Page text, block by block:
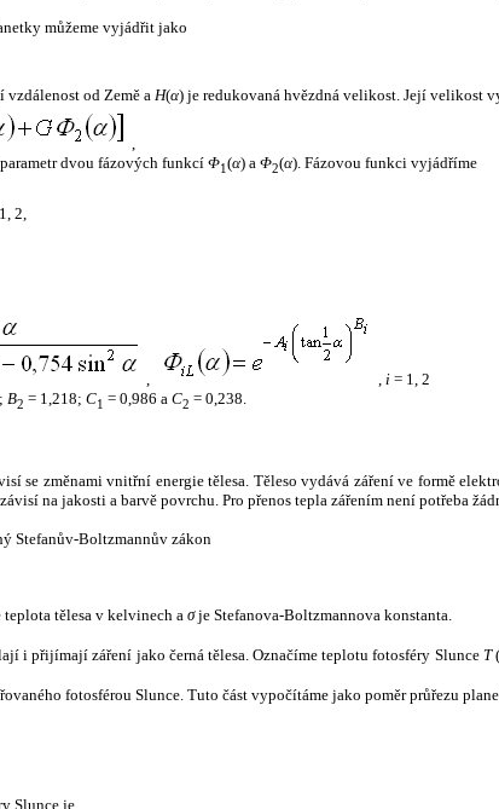
můžeme vyjádřit jako
vzdálenost od Země a H(α) je redukovaná hvězdná velikost. Její velikost
,
dvou fázových funkcí Φ1(α) a Φ2(α). Fázovou funkci vyjádříme
2,
, , i = 1, 2
B2 = 1,218; C1 = 0,986 a C2 = 0,238.
se změnami vnitřní energie tělesa. Těleso vydává záření ve formě
na jakosti a barvě povrchu. Pro přenos tepla zářením není potřeba
Stefanův-Boltzmannův zákon
tělesa v kelvinech a σje Stefanova-Boltzmannova konstanta.
i přijímají záření jako černá tělesa. Označíme teplotu fotosféry Slunce T
fotosférou Slunce. Tuto část vypočítáme jako poměr průřezu
Slunce je